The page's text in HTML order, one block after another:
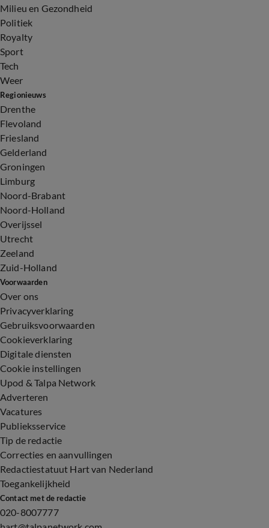
Milieu en Gezondheid
Politiek
Royalty
Sport
Tech
Weer
Regionieuws
Drenthe
Flevoland
Friesland
Gelderland
Groningen
Limburg
Noord-Brabant
Noord-Holland
Overijssel
Utrecht
Zeeland
Zuid-Holland
Voorwaarden
Over ons
Privacyverklaring
Gebruiksvoorwaarden
Cookieverklaring
Digitale diensten
Cookie instellingen
Upod & Talpa Network
Adverteren
Vacatures
Publieksservice
Tip de redactie
Correcties en aanvullingen
Redactiestatuut Hart van Nederland
Toegankelijkheid
Contact met de redactie
020-8007777